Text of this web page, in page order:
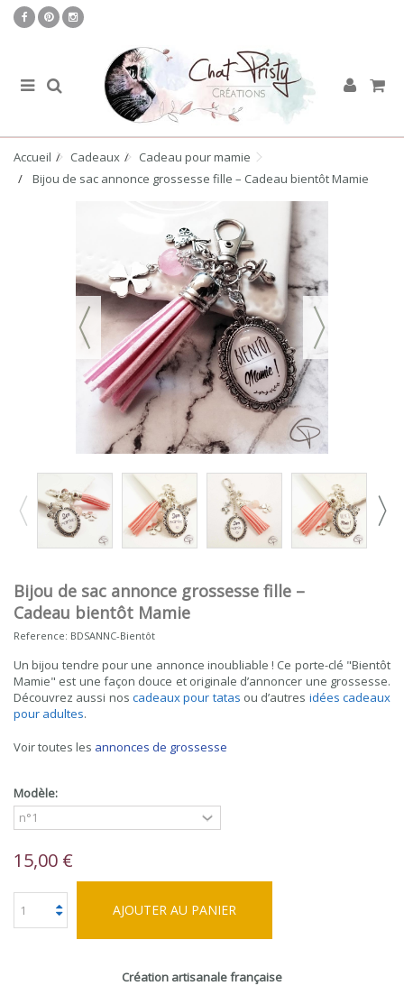
Accueil Cadeaux
Cadeau pour mamie
Bijou de sac annonce grossesse fille – Cadeau bientôt Mamie
Bijou de sac annonce grossesse fille –
Cadeau bientôt Mamie
Reference: BDSANNC-Bientôt
Un bijou tendre pour une annonce inoubliable ! Ce porte-clé "Bientôt
Mamie" est une façon douce et originale d’annoncer une grossesse.
Découvrez aussi nos cadeaux pour tatas ou d’autres idées cadeaux
pour adultes.
Voir toutes les annonces de grossesse
Modèle:
15,00 €
AJOUTER AU PANIER
Création artisanale française